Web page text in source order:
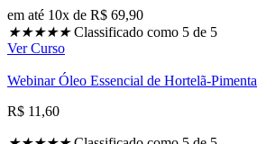
em até 10x de R$ 69,90
★★★★★ Classificado como 5 de 5
Ver Curso
Webinar Óleo Essencial de Hortelã-Pimenta
R$ 11,60